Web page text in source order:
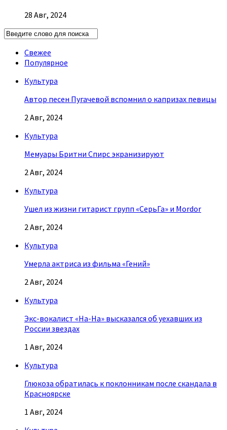
28 Авг, 2024
Свежее
Популярное
Культура
Автор песен Пугачевой вспомнил о капризах певицы
2 Авг, 2024
Культура
Мемуары Бритни Спирс экранизируют
2 Авг, 2024
Культура
Ушел из жизни гитарист групп «СерьГа» и Mordor
2 Авг, 2024
Культура
Умерла актриса из фильма «Гений»
2 Авг, 2024
Культура
Экс-вокалист «На-На» высказался об уехавших из
России звездах
1 Авг, 2024
Культура
Глюкоза обратилась к поклонникам после скандала в
Красноярске
1 Авг, 2024